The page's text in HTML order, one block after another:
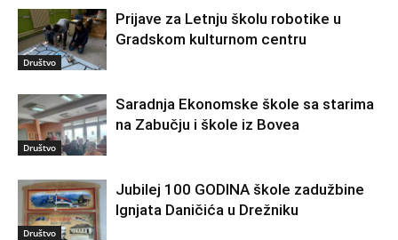
Društvo
Prijave za Letnju školu robotike u
Gradskom kulturnom centru
Društvo
Saradnja Ekonomske škole sa starima
na Zabučju i škole iz Bovea
Društvo
Jubilej 100 GODINA škole zadužbine
Ignjata Daničića u Drežniku